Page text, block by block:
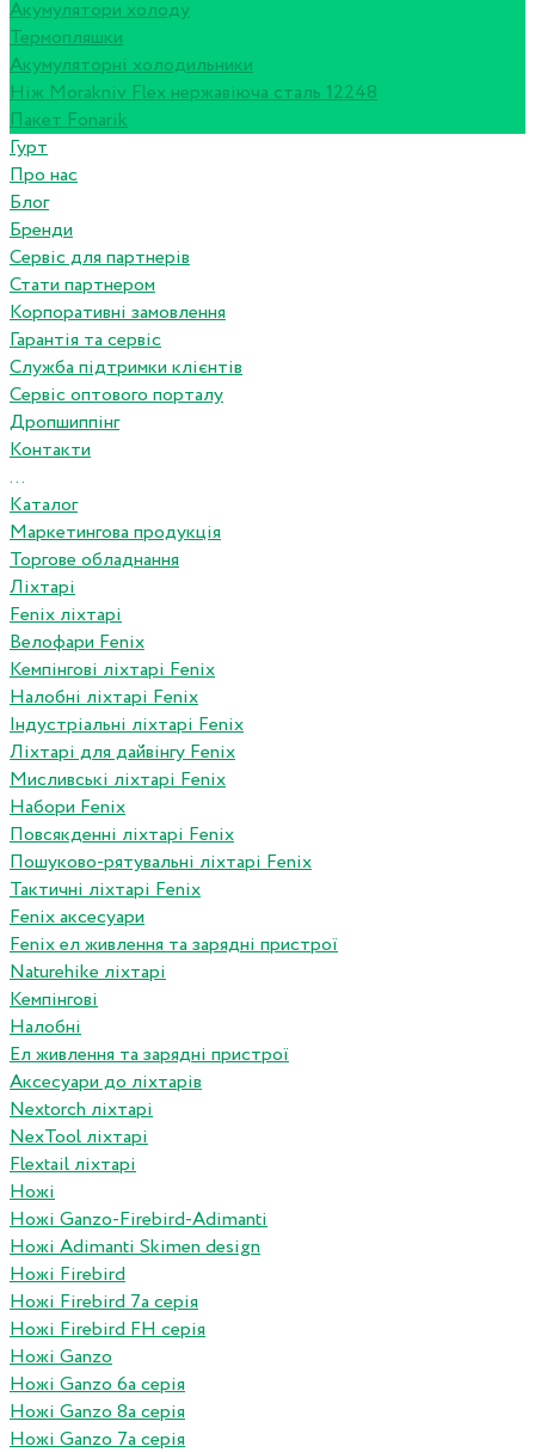
Акумулятори холоду
Термопляшки
Акумуляторні холодильники
Ніж Morakniv Flex нержавіюча сталь 12248
Пакет Fonarik
Гурт
Про нас
Блог
Бренди
Сервіс для партнерів
Стати партнером
Корпоративні замовлення
Гарантія та сервіс
Служба підтримки клієнтів
Сервіс оптового порталу
Дропшиппінг
Контакти
...
Каталог
Маркетингова продукція
Торгове обладнання
Ліхтарі
Fenix ліхтарі
Велофари Fenix
Кемпінгові ліхтарі Fenix
Налобні ліхтарі Fenix
Індустріальні ліхтарі Fenix
Ліхтарі для дайвінгу Fenix
Мисливські ліхтарі Fenix
Набори Fenix
Повсякденні ліхтарі Fenix
Пошуково-рятувальні ліхтарі Fenix
Тактичні ліхтарі Fenix
Fenix аксесуари
Fenix ел живлення та зарядні пристрої
Naturehike ліхтарі
Кемпінгові
Налобні
Ел живлення та зарядні пристрої
Аксесуари до ліхтарів
Nextorch ліхтарі
NexTool ліхтарі
Flextail ліхтарі
Ножі
Ножі Ganzo-Firebird-Adimanti
Ножі Adimanti Skimen design
Ножі Firebird
Ножі Firebird 7а серія
Ножі Firebird FH серія
Ножі Ganzo
Ножі Ganzo 6а серія
Ножі Ganzo 8а серія
Ножі Ganzo 7а серія